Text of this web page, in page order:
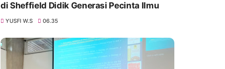
di Sheffield Didik Generasi Pecinta Ilmu
YUSFI W.S 06.35